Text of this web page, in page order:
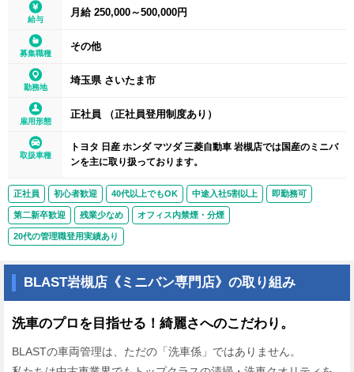
給与
月給 250,000～500,000円
募集職種
その他
勤務地
埼玉県 さいたま市
雇用形態
正社員 （正社員登用制度あり）
取扱車種
トヨタ 日産 ホンダ マツダ 三菱自動車 岩槻店では国産のミニバ
ンを主に取り扱っております。
正社員 初心者歓迎 40代以上でもOK 中途入社5割以上 即勤務可
第二新卒歓迎 残業少なめ オフィス内禁煙・分煙
20代の管理職登用実績あり
BLAST岩槻店《ミニバン専門店》の取り組み
洗車のプロを目指せる！綺麗さへのこだわり。
BLASTの車両管理は、ただの「洗車係」ではありません。